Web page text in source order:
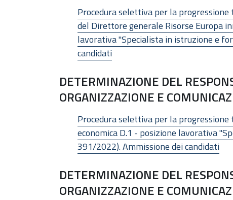
Procedura selettiva per la
del Direttore generale Risorse Europa
lavorativa "Specialista in istruzione e
candidati
DETERMINAZIONE DEL
ORGANIZZAZIONE E
Procedura selettiva per la
economica D.1 - posizione lavorativa
391/2022). Ammissione dei candidati
DETERMINAZIONE DEL
ORGANIZZAZIONE E